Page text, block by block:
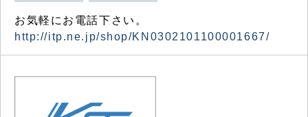
お気軽にお電話下さい。
http://itp.ne.jp/shop/KN0302101100001667/